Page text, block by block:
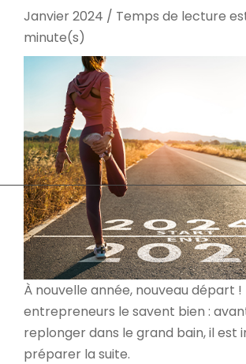
Janvier 2024 / Temps de lecture
minute(s)
À nouvelle année, nouveau départ !
entrepreneurs le savent bien :
replonger dans le grand bain, il est
préparer la suite.